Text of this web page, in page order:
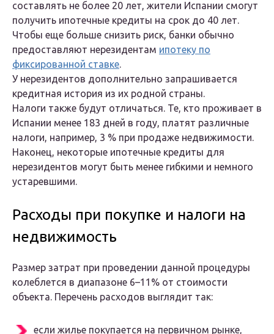
составлять не более 20 лет, жители Испании смогут
получить ипотечные кредиты на срок до 40 лет.
Чтобы еще больше снизить риск, банки обычно
предоставляют нерезидентам ипотеку по
фиксированной ставке.
У нерезидентов дополнительно запрашивается
кредитная история из их родной страны.
Налоги также будут отличаться. Те, кто проживает в
Испании менее 183 дней в году, платят различные
налоги, например, 3 % при продаже недвижимости.
Наконец, некоторые ипотечные кредиты для
нерезидентов могут быть менее гибкими и немного
устаревшими.
Расходы при покупке и налоги на
недвижимость
Размер затрат при проведении данной процедуры
колеблется в диапазоне 6–11% от стоимости
объекта. Перечень расходов выглядит так:
если жилье покупается на первичном рынке,